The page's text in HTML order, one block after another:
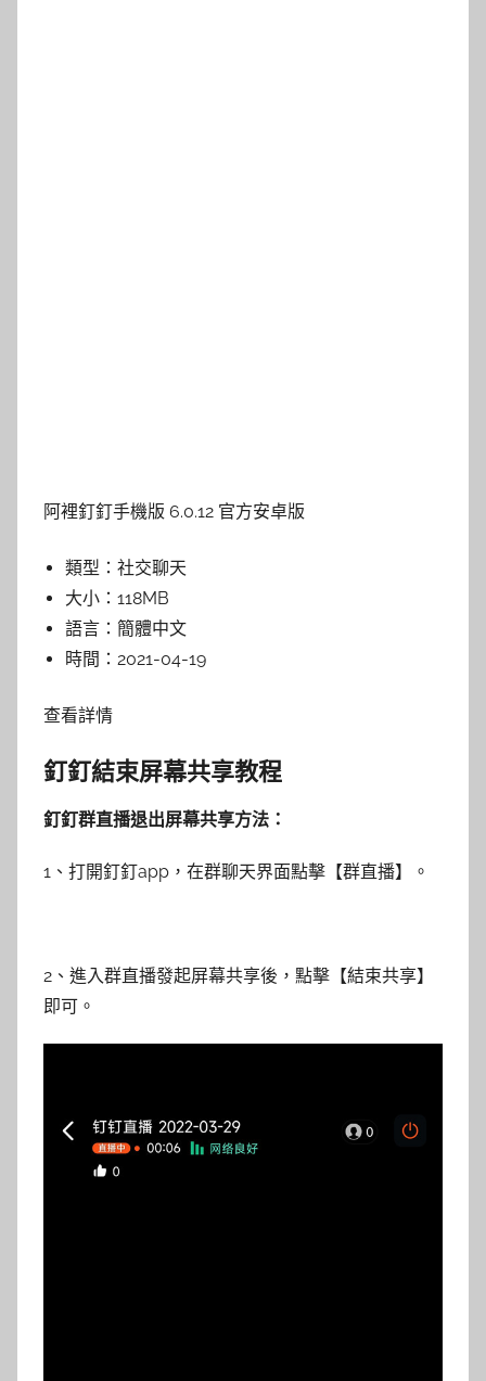
阿裡釘釘手機版 6.0.12 官方安卓版
類型： 社交聊天
大小： 118MB
語言： 簡體中文
時間： 2021-04-19
查看詳情
釘釘結束屏幕共享教程
釘釘群直播退出屏幕共享方法：
1、打開釘釘app，在群聊天界面點擊【群直播】。
2、進入群直播發起屏幕共享後，點擊【結束共享】
即可。